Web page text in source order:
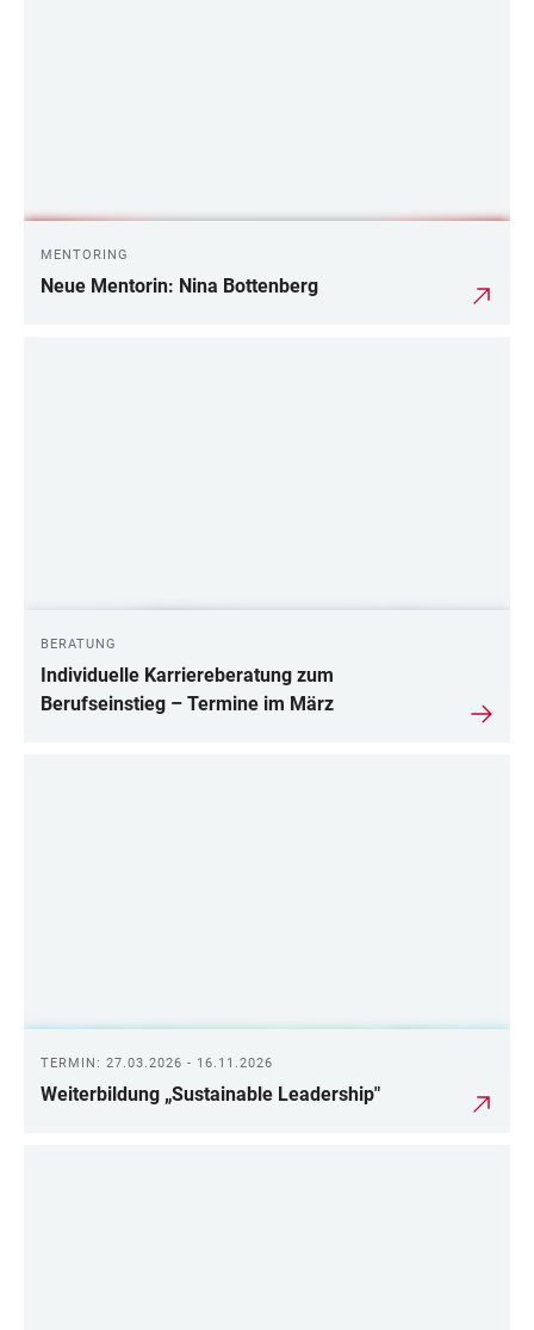
MENTORING
Neue Mentorin: Nina Bottenberg
BERATUNG
Individuelle Karriereberatung zum
Berufseinstieg – Termine im März
TERMIN: 27.03.2026 - 16.11.2026
Weiterbildung „Sustainable Leadership"